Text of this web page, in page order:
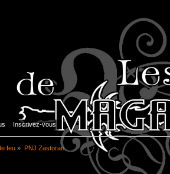
Inscrivez-vous
feu » PNJ Zastoran